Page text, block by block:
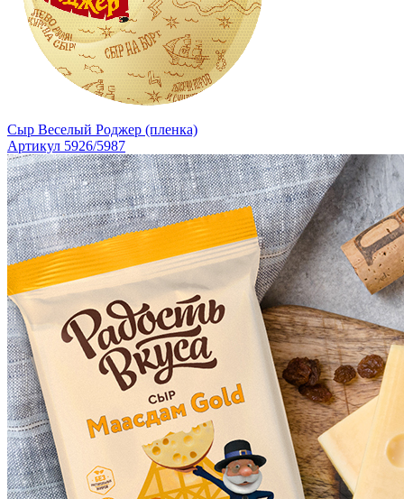
Сыр Веселый Роджер (пленка)
Артикул 5926/5987